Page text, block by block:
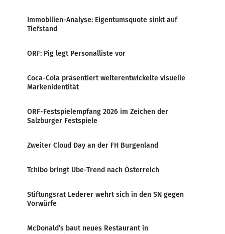
Immobilien-Analyse: Eigentumsquote sinkt auf
Tiefstand
ORF: Pig legt Personalliste vor
Coca-Cola präsentiert weiterentwickelte visuelle
Markenidentität
ORF-Festspielempfang 2026 im Zeichen der
Salzburger Festspiele
Zweiter Cloud Day an der FH Burgenland
Tchibo bringt Ube-Trend nach Österreich
Stiftungsrat Lederer wehrt sich in den SN gegen
Vorwürfe
McDonald’s baut neues Restaurant in